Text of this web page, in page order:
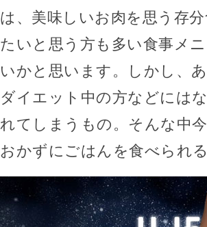
は、美味しいお肉を思う存
たいと思う方も多い食事メ
いかと思います。しかし、
ダイエット中の方などには
れてしまうもの。そんな中
おかずにごはんを食べられ